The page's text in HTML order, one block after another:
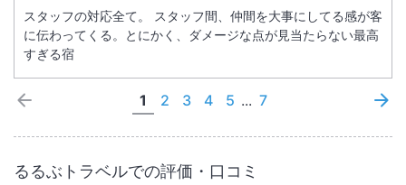
スタッフの対応全て。 スタッフ間、仲間を大事にしてる感が客
に伝わってくる。とにかく、ダメージな点が見当たらない最高
すぎる宿
1 2 3 4 5 ... 7
るるぶトラベルでの評価・口コミ